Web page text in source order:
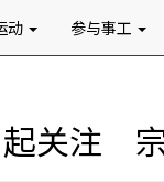
动 参与事工
关注